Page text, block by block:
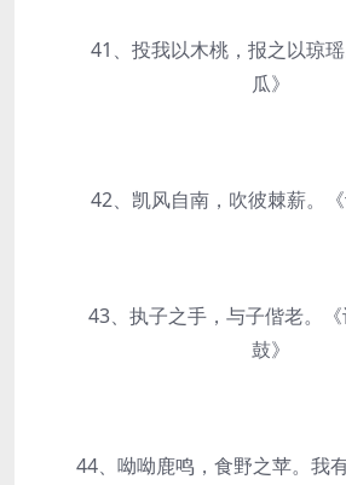
41、投我以木桃，报之以琼瑶
瓜》
42、凯风自南，吹彼棘薪。《
43、执子之手，与子偕老。《
鼓》
44、呦呦鹿鸣，食野之苹。我有